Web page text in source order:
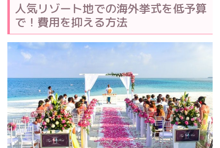
人気リゾート地での海外挙式を低予算
で！費用を抑える方法